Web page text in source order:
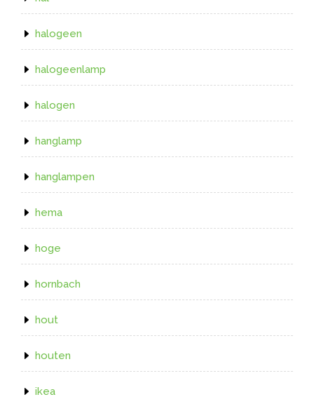
halogeen
halogeenlamp
halogen
hanglamp
hanglampen
hema
hoge
hornbach
hout
houten
ikea